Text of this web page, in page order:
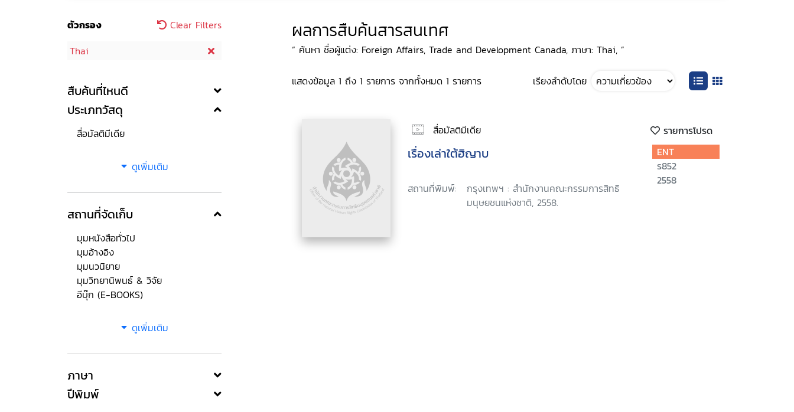
ตัวกรอง
Clear Filters
Thai
สืบค้นที่ไหนดี
ประเภทวัสดุ
สื่อมัลติมีเดีย
ดูเพิ่มเติม
สถานที่จัดเก็บ
มุมหนังสือทั่วไป
มุมอ้างอิง
มุมนวนิยาย
มุมวิทยานิพนธ์ & วิจัย
อีบุ๊ก (E-BOOKS)
ดูเพิ่มเติม
ภาษา
ปีพิมพ์
ผลการสืบค้นสารสนเทศ
“ ค้นหา ชื่อผู้แต่ง: Foreign Affairs, Trade and Development Canada, ภาษา: Thai, ”
แสดงข้อมูล 1 ถึง 1 รายการ จากทั้งหมด 1 รายการ เรียงลำดับโดย
สื่อมัลติมีเดีย รายการโปรด
เรื่องเล่าใต้ฮิญาบ
สถานที่พิมพ์:
กรุงเทพฯ : สำนักงานคณะกรรมการสิทธิ
มนุษยชนแห่งชาติ, 2558.
ENT
ร852
2558